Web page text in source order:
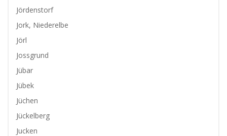
Jördenstorf
Jork, Niederelbe
Jörl
Jossgrund
Jübar
Jübek
Jüchen
Jückelberg
Jucken